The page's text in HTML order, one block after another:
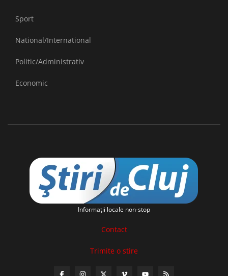
Sport
National/International
Politic/Administrativ
Economic
Informaţii locale non-stop
Contact
Trimite o stire